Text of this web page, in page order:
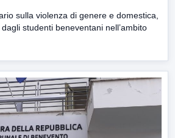
sulla violenza di genere e domestica,
studenti beneventani nell’ambito